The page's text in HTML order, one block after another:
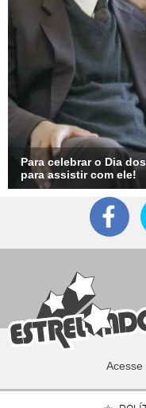
Para celebrar o Dia
para assistir com ele!
Acesse